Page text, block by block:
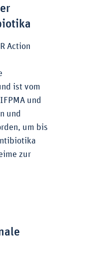
Keime
Action
ist vom
und
und
um bis
zur